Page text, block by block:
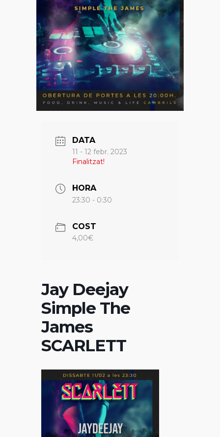
DATA
11 - 12 febr. 2023
Finalitzat!
HORA
23:30 - 0:30
COST
4,00€
Jay Deejay
Simple The
James
SCARLETT